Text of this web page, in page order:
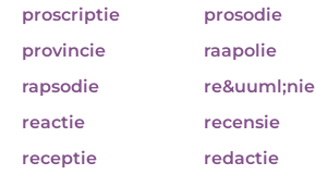
proscriptie
prosodie
provincie
raapolie
rapsodie
re&uuml;nie
reactie
recensie
receptie
redactie